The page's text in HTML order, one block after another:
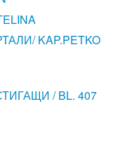
KAP.PETKO
/ BL. 407